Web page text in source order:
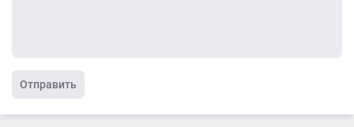
Отправить